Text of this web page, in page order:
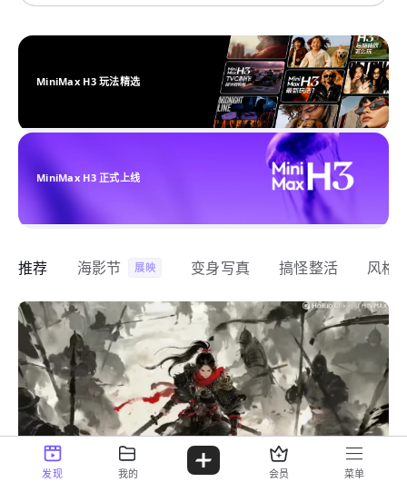
MiniMax H3 玩法精选
MiniMax H3 正式上线
推荐 海影节 展映 变身写真 搞怪整活 风格
发现 我的 会员 菜单